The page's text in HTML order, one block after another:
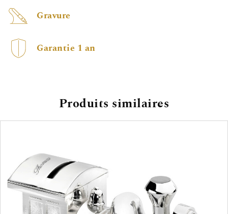
Gravure
Garantie 1 an
Produits similaires